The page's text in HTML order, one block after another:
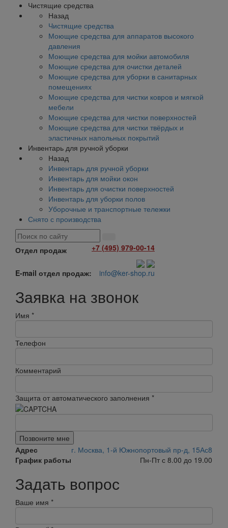
Чистящие средства
Назад
Чистящие средства
Моющие средства для аппаратов высокого
давления
Моющие средства для мойки автомобиля
Моющие средства для очистки деталей
Моющие средства для уборки в санитарных
помещениях
Моющие средства для чистки ковров и мягкой
мебели
Моющие средства для чистки поверхностей
Моющие средства для чистки твёрдых и
эластичных напольных покрытий
Инвентарь для ручной уборки
Назад
Инвентарь для ручной уборки
Инвентарь для мойки окон
Инвентарь для очистки поверхностей
Инвентарь для уборки полов
Уборочные и транспортные тележки
Снято с производства
Отдел продаж +7 (495) 979-00-14
E-mail отдел продаж: info@ker-shop.ru
Заявка на звонок
Имя *
Телефон
Комментарий
Защита от автоматического заполнения *
Позвоните мне
Адрес
г. Москва, 1-й Южнопортовый пр-д, 15Ас8
График работы
Пн-Пт с 8.00 до 19.00
Задать вопрос
Ваше имя *